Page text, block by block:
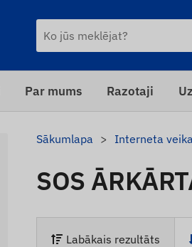
Par mums Razotaji
Sākumlapa Interneta
SOS
Labākais rezultāts